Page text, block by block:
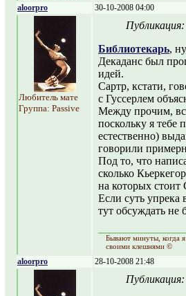
aloorpro 30-10-2008 04:00
Любитель мате
Группа: Passive
Библиотекарь,
Декаданс был
идей.
Сартр, кстати,
с Гуссерлем
Между прочим,
поскольку я тебе
естественно)
говорили
Под то, что
сколько
на которых стоит
Если суть упрека
тут обсуждать не
Бывают минуты, когда
своими клешнями ©
aloorpro 28-10-2008 21:48